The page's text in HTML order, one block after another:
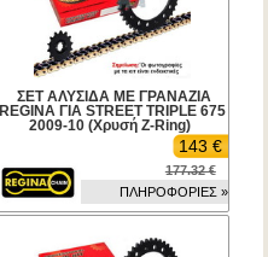
ΣΕΤ ΑΛΥΣΙΔΑ ΜΕ ΓΡΑΝΑΖΙΑ
REGINA ΓΙΑ STREET TRIPLE 675
2009-10 (Χρυσή Z-Ring)
143 €
177.32 €
ΠΛΗΡΟΦΟΡΙΕΣ »